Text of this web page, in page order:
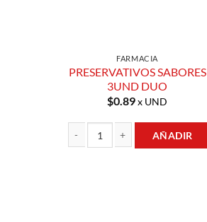
FARMACIA
PRESERVATIVOS SABORES
3UND DUO
$0.89x UND
AÑADIR